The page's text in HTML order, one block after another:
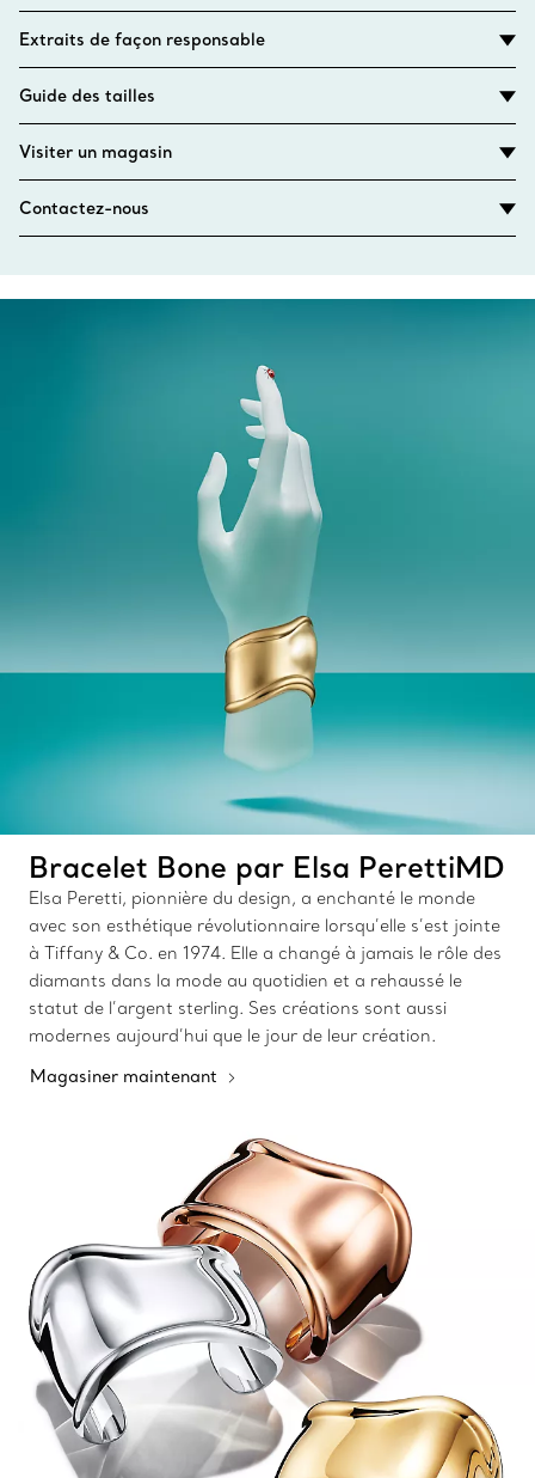
Extraits de façon responsable
Guide des tailles
Visiter un magasin
Contactez-nous
Bracelet Bone par Elsa PerettiMD
Elsa Peretti, pionnière du design, a enchanté le monde
avec son esthétique révolutionnaire lorsqu’elle s’est jointe
à Tiffany & Co. en 1974. Elle a changé à jamais le rôle des
diamants dans la mode au quotidien et a rehaussé le
statut de l’argent sterling. Ses créations sont aussi
modernes aujourd’hui que le jour de leur création.
Magasiner maintenant